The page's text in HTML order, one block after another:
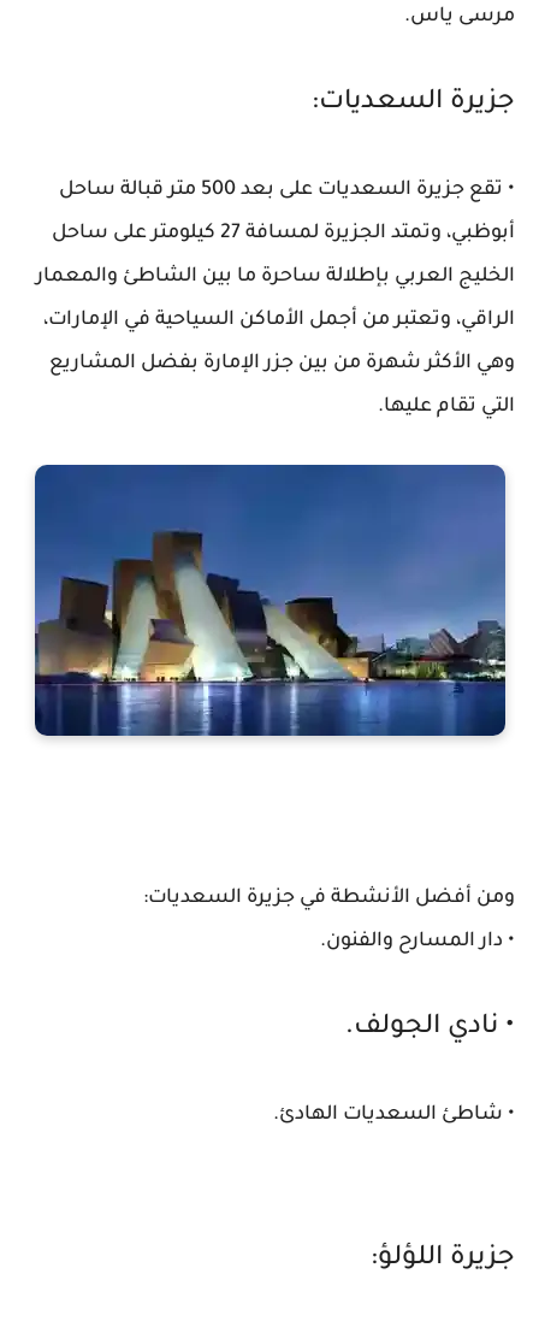
مرسى ياس.
جزيرة السعديات:
• تقع جزيرة السعديات على بعد 500 متر قبالة ساحل
أبوظبي، وتمتد الجزيرة لمسافة 27 كيلومتر على ساحل
الخليج العربي بإطلالة ساحرة ما بين الشاطئ والمعمار
الراقي، وتعتبر من أجمل الأماكن السياحية في الإمارات،
وهي الأكثر شهرة من بين جزر الإمارة بفضل المشاريع
التي تقام عليها.
ومن أفضل الأنشطة في جزيرة السعديات:
• دار المسارح والفنون.
• نادي الجولف.
• شاطئ السعديات الهادئ.
جزيرة اللؤلؤ: